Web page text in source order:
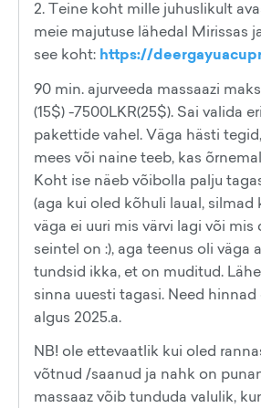
2. Teine koht mille juhuslikult
meie majutuse lähedal Mirissas
see koht: https://
90 min. ajurveeda massaazi
(15$) -7500LKR(25$). Sai valida
pakettide vahel. Väga hästi
mees või naine teeb, kas
Koht ise näeb võibolla palju
(aga kui oled kõhuli laual, silmad
väga ei uuri mis värvi lagi või
seintel on :), aga teenus oli väga
tundsid ikka, et on muditud.
sinna uuesti tagasi. Need
algus 2025.a.
NB! ole ettevaatlik kui oled
võtnud /saanud ja nahk on
massaaz võib tunduda valulik,